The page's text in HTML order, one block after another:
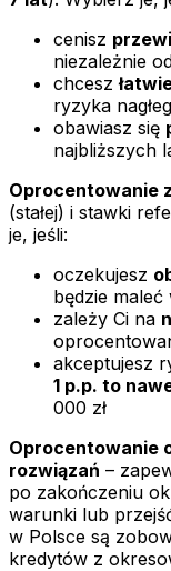
cenisz
niezależnie
chcesz
ryzyka
obawiasz się
najbliższych
Oprocentowanie
(stałej) i stawki
je, jeśli:
oczekujesz
będzie maleć
zależy Ci na
akceptujesz
1 p.p. to
000 zł
Oprocentowanie
rozwiązań –
po zakończeniu
warunki lub
w Polsce są
kredytów z